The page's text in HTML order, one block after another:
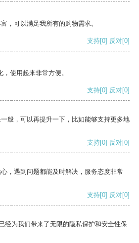
，可以满足我所有的购物需求。
支持[0] 反对[0]
使用起来非常方便。
支持[0] 反对[0]
般，可以再提升一下，比如能够支持更多地
支持[0] 反对[0]
，遇到问题都能及时解决，服务态度非常
支持[0] 反对[0]
经为我们带来了无限的隐私保护和安全性保